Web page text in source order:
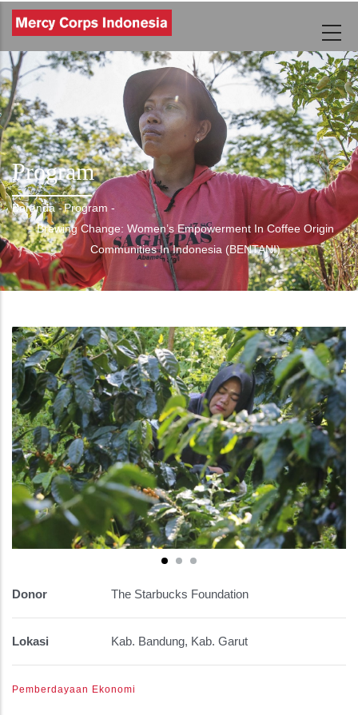
Lompat
ke
isi
utama
Program
Breadcrumb
Beranda -Program -
Brewing Change: Women’s Empowerment In Coffee Origin
Communities In Indonesia (BENTANI)
Donor The Starbucks Foundation
Lokasi Kab. Bandung, Kab. Garut
Pemberdayaan Ekonomi